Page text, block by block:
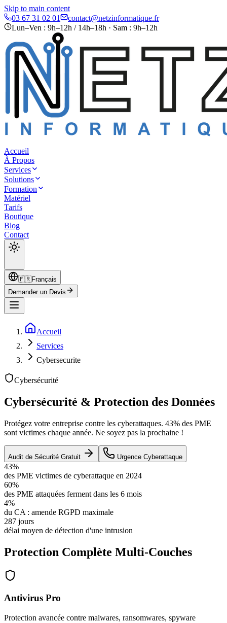
Skip to main content
03 67 31 02 01
contact@netzinformatique.fr
Lun–Ven : 9h–12h / 14h–18h · Sam : 9h–12h
Accueil
À Propos
Services
Solutions
Formation
Matériel
Tarifs
Boutique
Blog
Contact
🇫🇷Français
Demander un Devis
Accueil
Services
Cybersecurite
Cybersécurité
Cybersécurité & Protection des Données
Protégez votre entreprise contre les cyberattaques. 43% des PME
sont victimes chaque année. Ne soyez pas la prochaine !
Audit de Sécurité Gratuit Urgence Cyberattaque
43%
des PME victimes de cyberattaque en 2024
60%
des PME attaquées ferment dans les 6 mois
4%
du CA : amende RGPD maximale
287 jours
délai moyen de détection d'une intrusion
Protection Complète Multi-Couches
Antivirus Pro
Protection avancée contre malwares, ransomwares, spyware